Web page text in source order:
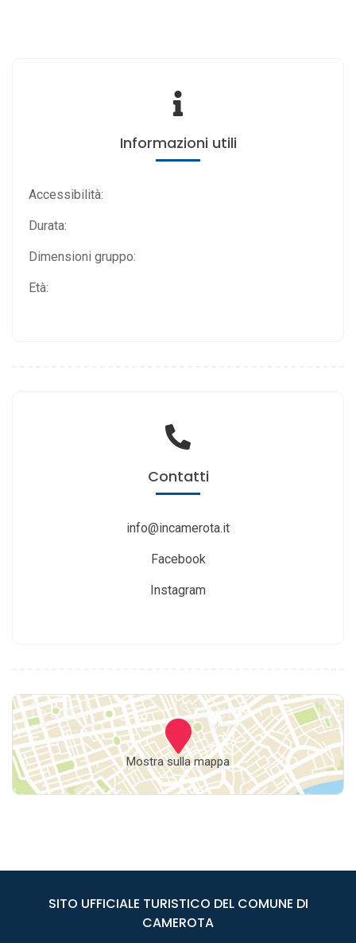
Informazioni utili
Accessibilità:
Durata:
Dimensioni gruppo:
Età:
Contatti
info@incamerota.it
Facebook
Instagram
Mostra sulla mappa
SITO UFFICIALE TURISTICO DEL COMUNE DI
CAMEROTA